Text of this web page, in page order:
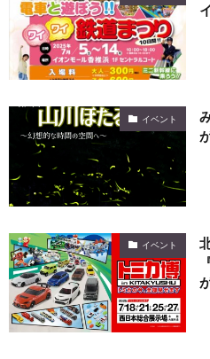
イベント
イベント